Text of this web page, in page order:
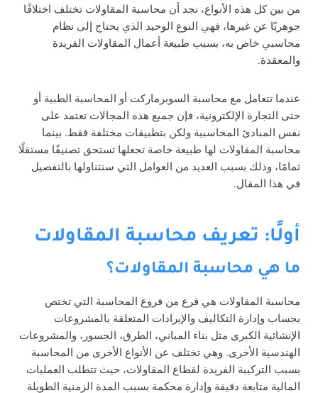
من بين كل هذه الأنواع، نجد أن محاسبة المقاولات تختلف اختلافًا
جوهريًا عن غيرها، فهي النوع الوحيد الذي يحتاج إلى نظام
محاسبي خاص به، بسبب طبيعة أعمال المقاولات الفريدة
والمعقدة.
عندما تتعامل مع محاسبة السوبرماركت أو المحاسبة الطبية أو
حتى التجارة الإلكترونية، فإن جميع هذه المجالات تعتمد على
نفس المبادئ المحاسبية ولكن بتطبيقات مختلفة فقط. بينما
محاسبة المقاولات لها طبيعة خاصة تجعلها تستحق تصنيفًا مستقلًا
تمامًا، وذلك بسبب العديد من العوامل التي سنتناولها بالتفصيل
في هذا المقال.
أولًا: تعريف محاسبة المقاولات
ما هي محاسبة المقاولات؟
محاسبة المقاولات هي فرع من فروع المحاسبة التي تختص
بحساب وإدارة التكاليف والإيرادات المتعلقة بالمشروعات
الإنشائية الكبرى مثل بناء المباني، الطرق، الجسور، والمشروعات
الهندسية الأخرى. وهي تختلف عن الأنواع الأخرى من المحاسبة
بسبب التركيبة الفريدة لقطاع المقاولات، حيث تتطلب العمليات
المالية متابعة دقيقة وإدارة محكمة بسبب المدة الزمنية الطويلة